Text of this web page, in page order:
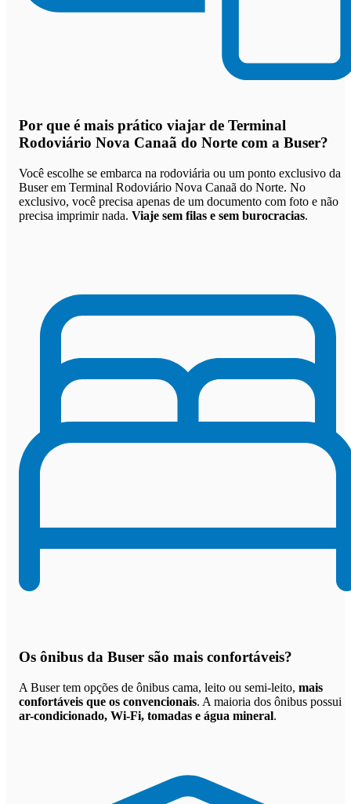
Por que é mais prático viajar de Terminal
Rodoviário Nova Canaã do Norte com a Buser?
Você escolhe se embarca na rodoviária ou um ponto exclusivo da
Buser em Terminal Rodoviário Nova Canaã do Norte. No
exclusivo, você precisa apenas de um documento com foto e não
precisa imprimir nada. Viaje sem filas e sem burocracias.
Os ônibus da Buser são mais confortáveis?
A Buser tem opções de ônibus cama, leito ou semi-leito, mais
confortáveis que os convencionais. A maioria dos ônibus possui
ar-condicionado, Wi-Fi, tomadas e água mineral.